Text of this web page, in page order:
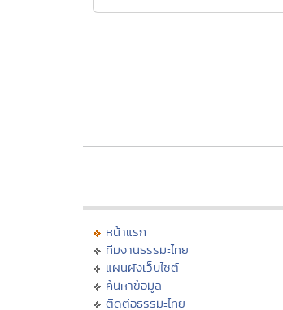
หน้าแรก
ทีมงานธรรมะไทย
แผนผังเว็บไซต์
ค้นหาข้อมูล
ติดต่อธรรมะไทย